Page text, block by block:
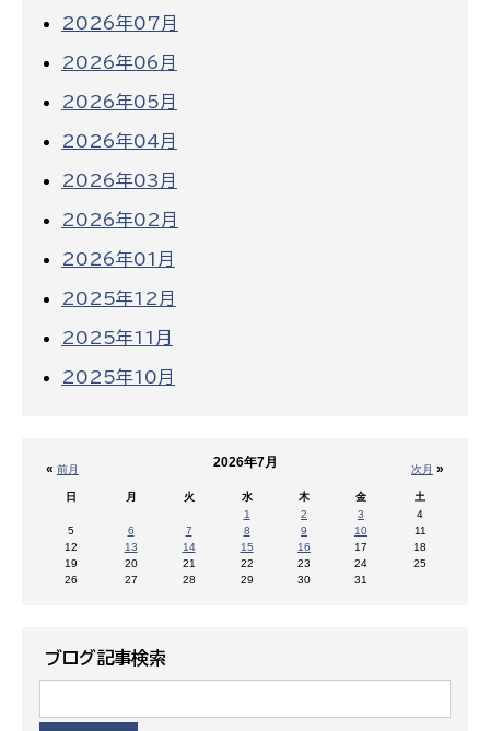
2026年07月
2026年06月
2026年05月
2026年04月
2026年03月
2026年02月
2026年01月
2025年12月
2025年11月
2025年10月
« 前月 次月 »
2026年7月
日 月 火 水 木 金
土
1
2 3
4
5
6 7 8 9 10
11
12
13 14 15 16 17
18
19
20 21 22 23 24
25
26
27 28 29 30 31
ブログ記事検索